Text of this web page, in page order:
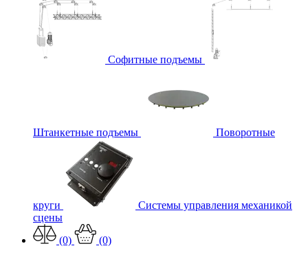
Софитные подъемы
Штанкетные подъемы Поворотные
круги
Системы управления механикой
сцены
(0)
(0)